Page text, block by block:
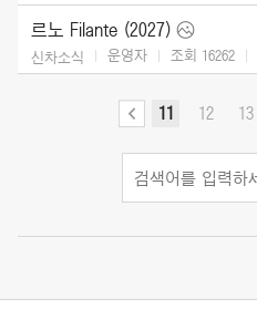
르노 Filante (2027)
신차소식 운영자 조회 16262
11 12 13